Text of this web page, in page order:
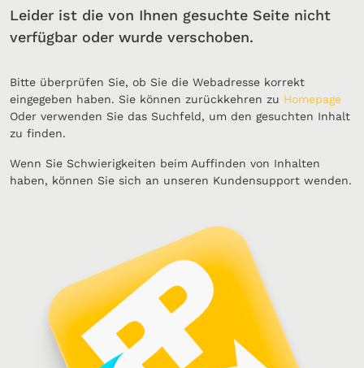
Leider ist die von Ihnen gesuchte Seite nicht
verfügbar oder wurde verschoben.
Bitte überprüfen Sie, ob Sie die Webadresse korrekt
eingegeben haben. Sie können zurückkehren zu Homepage
Oder verwenden Sie das Suchfeld, um den gesuchten Inhalt
zu finden.
Wenn Sie Schwierigkeiten beim Auffinden von Inhalten
haben, können Sie sich an unseren Kundensupport wenden.